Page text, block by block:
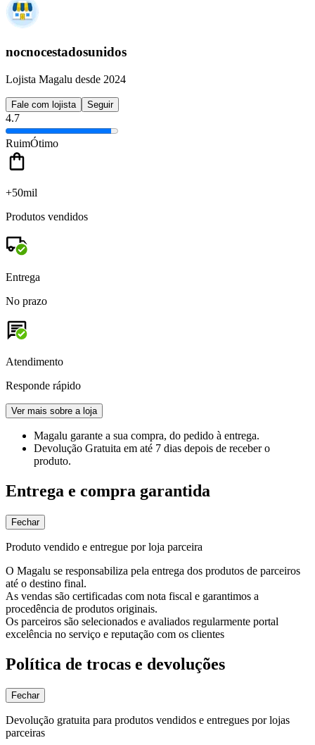
nocnocestadosunidos
Lojista Magalu desde 2024
Fale com lojista Seguir
4.7
RuimÓtimo
+50mil
Produtos vendidos
Entrega
No prazo
Atendimento
Responde rápido
Ver mais sobre a loja
Magalu garante a sua compra, do pedido à entrega.
Devolução Gratuita em até 7 dias depois de receber o
produto.
Entrega e compra garantida
Fechar
Produto vendido e entregue por loja parceira
O Magalu se responsabiliza pela entrega dos produtos de parceiros
até o destino final.
As vendas são certificadas com nota fiscal e garantimos a
procedência de produtos originais.
Os parceiros são selecionados e avaliados regularmente portal
excelência no serviço e reputação com os clientes
Política de trocas e devoluções
Fechar
Devolução gratuita para produtos vendidos e entregues por lojas
parceiras